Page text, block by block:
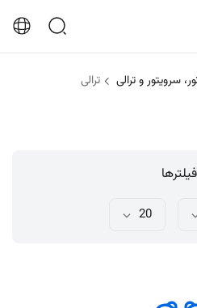
سرویتور و ترالی ترالی
فیلترها
20